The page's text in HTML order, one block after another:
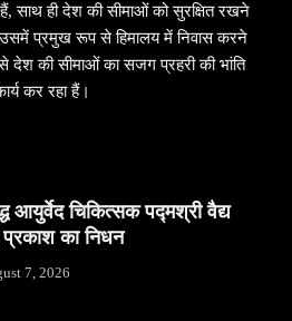
साथ ही देश की सीमाओं को सुरक्षित रखने
प्रमुख रूप से हिमालय में निवास करने
देश की सीमाओं का सजग प्रहरी की भांति
कर रहा हैं।
आयुर्वेद चिकित्सक पद्मश्री वैद्य
प्रकाश का निधन
7, 2026